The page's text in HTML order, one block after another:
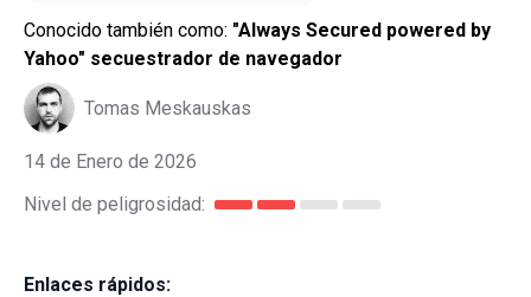
Conocido también como: "Always Secured powered by
Yahoo" secuestrador de navegador
Tomas Meskauskas
14 de Enero de 2026
Nivel de peligrosidad:
Enlaces rápidos: